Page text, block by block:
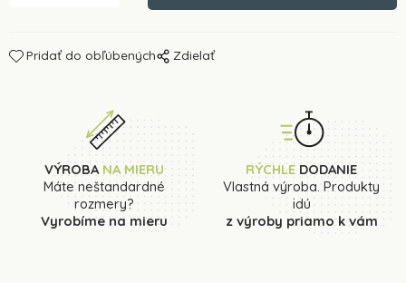
Pridať do obľúbených Zdielať
VÝROBANA MIERU
Máte neštandardné
rozmery?
Vyrobíme na mieru
RÝCHLE DODANIE
Vlastná výroba. Produkty
idú
z výroby priamo k vám